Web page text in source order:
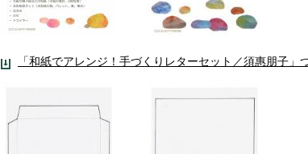
「和紙でアレンジ！手づくりレターセット／須惠朋子」